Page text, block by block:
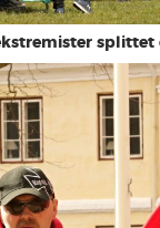
splittet